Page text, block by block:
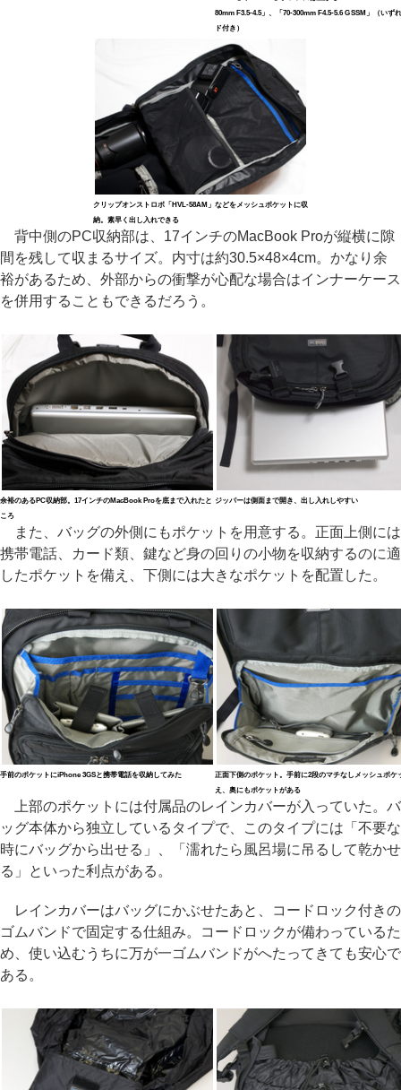
80mm F3.5-4.5」、「70-300mm F4.5-5.6 G SSM」（いず
ド付き）
クリップオンストロボ「HVL-58AM」などをメッシュポケットに収
納。素早く出し入れできる
背中側のPC収納部は、17インチのMacBook Proが縦横に隙
間を残して収まるサイズ。内寸は約30.5×48×4cm。かなり余
裕があるため、外部からの衝撃が心配な場合はインナーケース
を併用することもできるだろう。
余裕のあるPC収納部。17インチのMacBook Proを底まで入れたと
ころ
ジッパーは側面まで開き、出し入れしやすい
また、バッグの外側にもポケットを用意する。正面上側には
携帯電話、カード類、鍵など身の回りの小物を収納するのに適
したポケットを備え、下側には大きなポケットを配置した。
手前のポケットにiPhone 3GSと携帯電話を収納してみた
正面下側のポケット。手前に2段のマチなしメッシュポケ
え、奥にもポケットがある
上部のポケットには付属品のレインカバーが入っていた。バ
ッグ本体から独立しているタイプで、このタイプには「不要な
時にバッグから出せる」、「濡れたら風呂場に吊るして乾かせ
る」といった利点がある。
レインカバーはバッグにかぶせたあと、コードロック付きの
ゴムバンドで固定する仕組み。コードロックが備わっているた
め、使い込むうちに万が一ゴムバンドがへたってきても安心で
ある。